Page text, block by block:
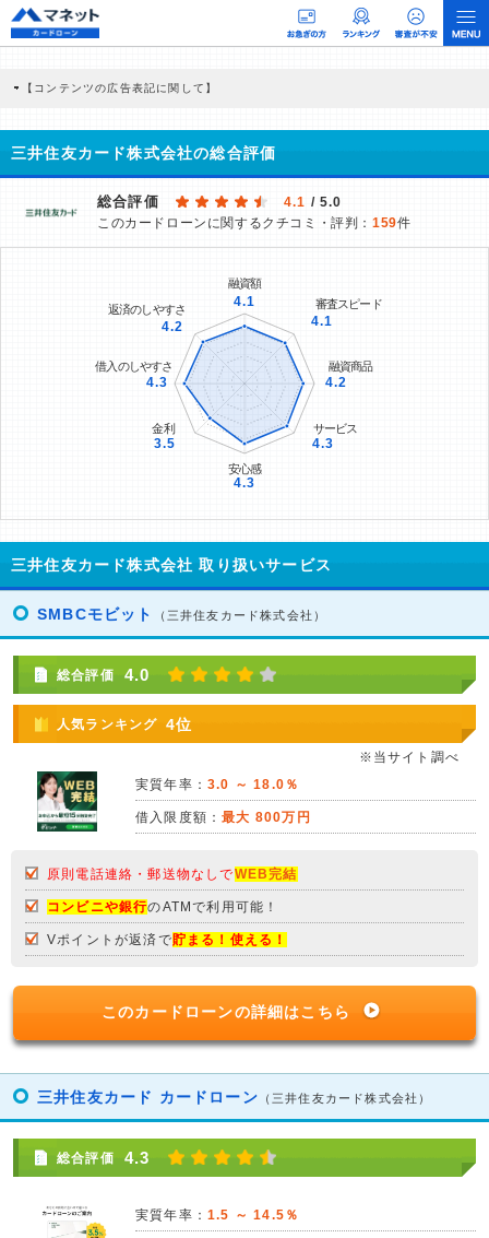
【コンテンツの広告表記に関して】
商品を根拠なくPRするものではなく、当編集部の調査／ユーザーへの口コミ収集な
どに基づき、公平性を担保した情報提供を行っています。
三井住友カード株式会社の総合評価
総合評価 4.1 / 5.0
このカードローンに関するクチコミ・評判： 159件
三井住友カード株式会社 取り扱いサービス
SMBCモビット （三井住友カード株式会社）
総合評価 4.0
人気ランキング 4位
※当サイト調べ
実質年率： 3.0 ～ 18.0％
借入限度額：最大 800万円
原則電話連絡・郵送物なしでWEB完結
コンビニや銀行のATMで利用可能！
Vポイントが返済で貯まる！使える！
このカードローンの詳細はこちら
三井住友カード カードローン （三井住友カード株式会社）
総合評価 4.3
実質年率： 1.5 ～ 14.5％